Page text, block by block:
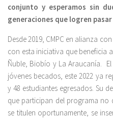
conjunto y esperamos sin
generaciones que logren
Desde 2019, CMPC en alianza
con esta iniciativa que beneficia
Ñuble, Biobío y La Araucanía.
jóvenes becados, este 2022 ya
y 48 estudiantes egresados. Su
que participan del programa no
se titulen oportunamente, se